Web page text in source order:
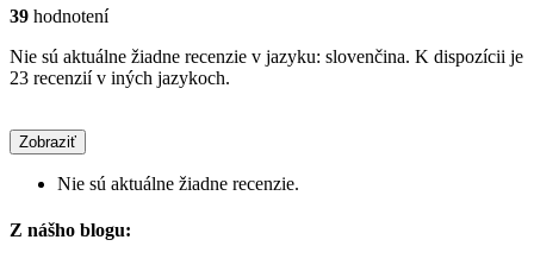
39 hodnotení
Nie sú aktuálne žiadne recenzie v jazyku: slovenčina. K dispozícii je
23 recenzií v iných jazykoch.
Zobraziť
Nie sú aktuálne žiadne recenzie.
Z nášho blogu: